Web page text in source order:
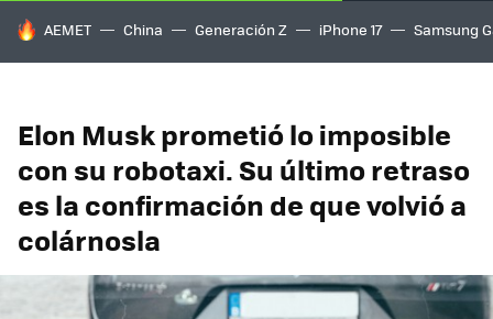
HOY SE HABLA DE
AEMET China Generación Z iPhone 17 Samsung
Elon Musk prometió lo imposible
con su robotaxi. Su último retraso
es la confirmación de que volvió a
colárnosla